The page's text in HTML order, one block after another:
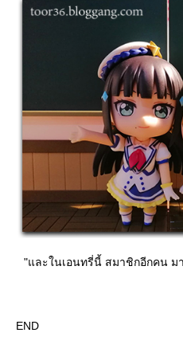
"และในเอนทรี่นี้ สมาชิกอีกคน ม
END